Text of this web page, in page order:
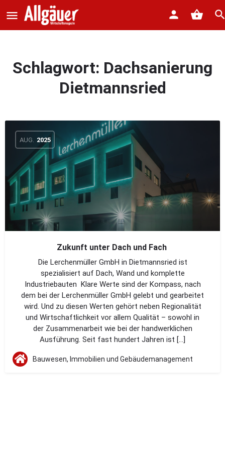
Schlagwort: Dachsanierung
Dietmannsried
AUG. 2025
Zukunft unter Dach und Fach
Die Lerchenmüller GmbH in Dietmannsried ist
spezialisiert auf Dach, Wand und komplette
Industriebauten Klare Werte sind der Kompass, nach
dem bei der Lerchenmüller GmbH gelebt und gearbeitet
wird. Und zu diesen Werten gehört neben Regionalität
und Wirtschaftlichkeit vor allem Qualität – sowohl in
der Zusammenarbeit wie bei der handwerklichen
Ausführung. Seit fast hundert Jahren ist […]
Bauwesen, Immobilien und Gebäudemanagement